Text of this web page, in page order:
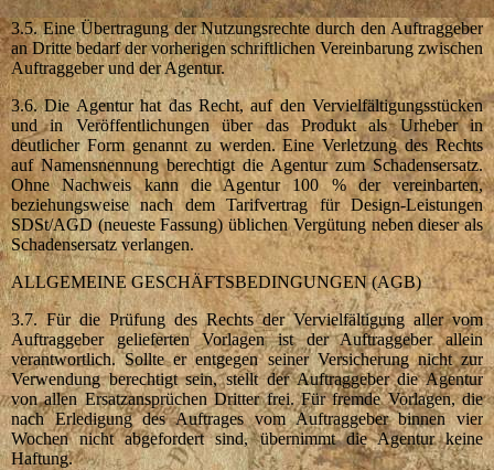
3.5. Eine Übertragung der Nutzungsrechte durch den Auftraggeber
an Dritte bedarf der vorherigen schriftlichen Vereinbarung zwischen
Auftraggeber und der Agentur.
3.6. Die Agentur hat das Recht, auf den Vervielfältigungsstücken
und in Veröffentlichungen über das Produkt als Urheber in
deutlicher Form genannt zu werden. Eine Verletzung des Rechts
auf Namensnennung berechtigt die Agentur zum Schadensersatz.
Ohne Nachweis kann die Agentur 100 % der vereinbarten,
beziehungsweise nach dem Tarifvertrag für Design-Leistungen
SDSt/AGD (neueste Fassung) üblichen Vergütung neben dieser als
Schadensersatz verlangen.
ALLGEMEINE GESCHÄFTSBEDINGUNGEN (AGB)
3.7. Für die Prüfung des Rechts der Vervielfältigung aller vom
Auftraggeber gelieferten Vorlagen ist der Auftraggeber allein
verantwortlich. Sollte er entgegen seiner Versicherung nicht zur
Verwendung berechtigt sein, stellt der Auftraggeber die Agentur
von allen Ersatzansprüchen Dritter frei. Für fremde Vorlagen, die
nach Erledigung des Auftrages vom Auftraggeber binnen vier
Wochen nicht abgefordert sind, übernimmt die Agentur keine
Haftung.